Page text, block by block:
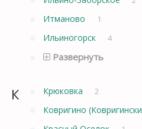
Итманово 1
Ильиногорск 4
Развернуть
К Крюковка 2
Ковригино